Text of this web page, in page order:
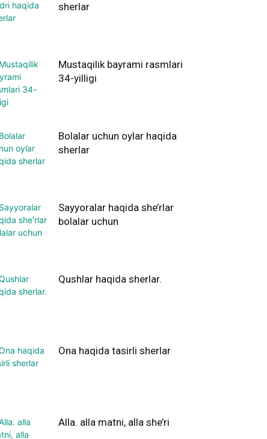
sherlar
Mustaqilik bayrami rasmlari
34-yilligi
Bolalar uchun oylar haqida
sherlar
Sayyoralar haqida she’rlar
bolalar uchun
Qushlar haqida sherlar.
Ona haqida tasirli sherlar
Alla. alla matni, alla she’ri